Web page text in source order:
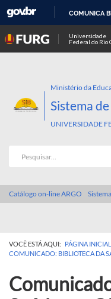
COMUNICA
Universidade
Federal do Rio
Ministério da
Sistema
UNIVERSIDADE
Catálogo on-line ARGO
VOCÊ ESTÁ AQUI: PÁGINA INICIAL
COMUNICADO: BIBLIOTECA DA